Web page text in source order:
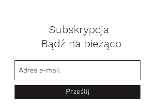
Subskrypcja
Bądź na bieżąco